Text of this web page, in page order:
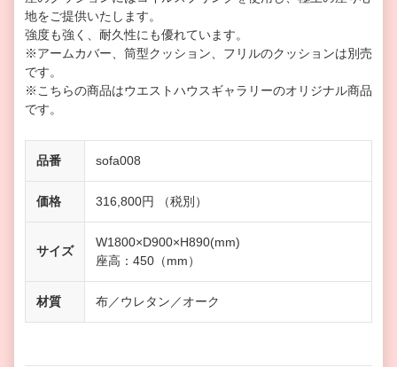
地をご提供いたします。
強度も強く、耐久性にも優れています。
※アームカバー、筒型クッション、フリルのクッションは別売
です。
※こちらの商品はウエストハウスギャラリーのオリジナル商品
です。
品番 sofa008
価格 316,800円 （税別）
サイズ
W1800×D900×H890(mm)
座高：450（mm）
材質 布／ウレタン／オーク